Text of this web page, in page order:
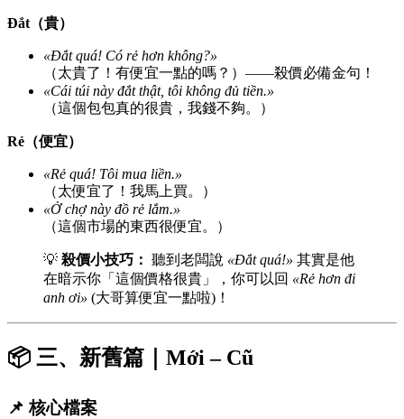
Đắt（貴）
«Đắt quá! Có rẻ hơn không?»
（太貴了！有便宜一點的嗎？）——殺價必備金句！
«Cái túi này đắt thật, tôi không đủ tiền.»
（這個包包真的很貴，我錢不夠。）
Rẻ（便宜）
«Rẻ quá! Tôi mua liền.»
（太便宜了！我馬上買。）
«Ở chợ này đồ rẻ lắm.»
（這個市場的東西很便宜。）
💡 殺價小技巧： 聽到老闆說 «Đắt quá!» 其實是他
在暗示你「這個價格很貴」，你可以回 «Rẻ hơn đi
anh ơi» (大哥算便宜一點啦)！
📦 三、新舊篇｜Mới – Cũ
📌 核心檔案